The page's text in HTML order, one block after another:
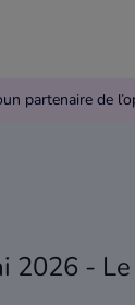
partenaire
2026 -